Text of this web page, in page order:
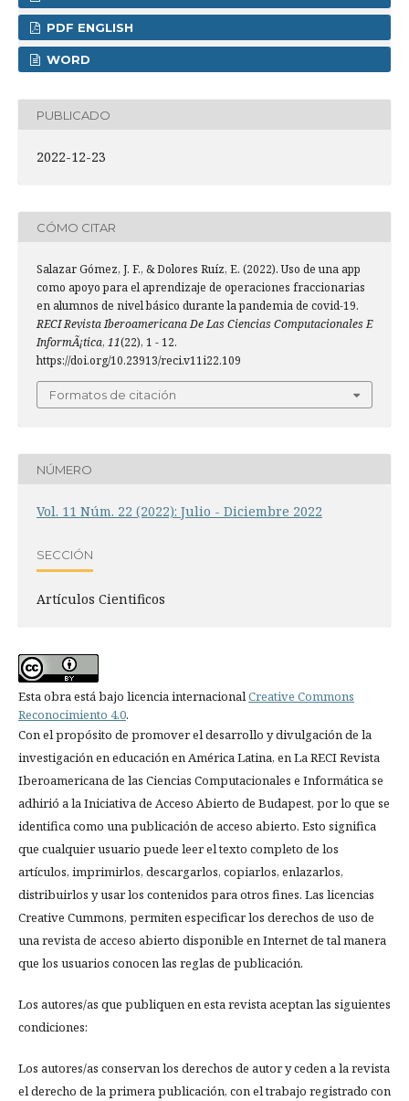
PDF ENGLISH
WORD
PUBLICADO
2022-12-23
CÓMO CITAR
Salazar Gómez, J. F., & Dolores Ruíz, E. (2022). Uso de una app
como apoyo para el aprendizaje de operaciones fraccionarias
en alumnos de nivel básico durante la pandemia de covid-19.
RECI Revista Iberoamericana De Las Ciencias Computacionales E
InformÃ¡tica, 11(22), 1 - 12.
https://doi.org/10.23913/reci.v11i22.109
Formatos de citación
NÚMERO
Vol. 11 Núm. 22 (2022): Julio - Diciembre 2022
SECCIÓN
Artículos Cientificos
Esta obra está bajo licencia internacionalCreative Commons
Reconocimiento 4.0.
Con el propósito de promover el desarrollo y divulgación de la
investigación en educación en América Latina, en La RECI Revista
Iberoamericana de las Ciencias Computacionales e Informática se
adhirió a la Iniciativa de Acceso Abierto de Budapest, por lo que se
identifica como una publicación de acceso abierto. Esto significa
que cualquier usuario puede leer el texto completo de los
artículos, imprimirlos, descargarlos, copiarlos, enlazarlos,
distribuirlos y usar los contenidos para otros fines. Las licencias
Creative Cummons, permiten especificar los derechos de uso de
una revista de acceso abierto disponible en Internet de tal manera
que los usuarios conocen las reglas de publicación.
Los autores/as que publiquen en esta revista aceptan las siguientes
condiciones:
Los autores/as conservan los derechos de autor y ceden a la revista
el derecho de la primera publicación, con el trabajo registrado con